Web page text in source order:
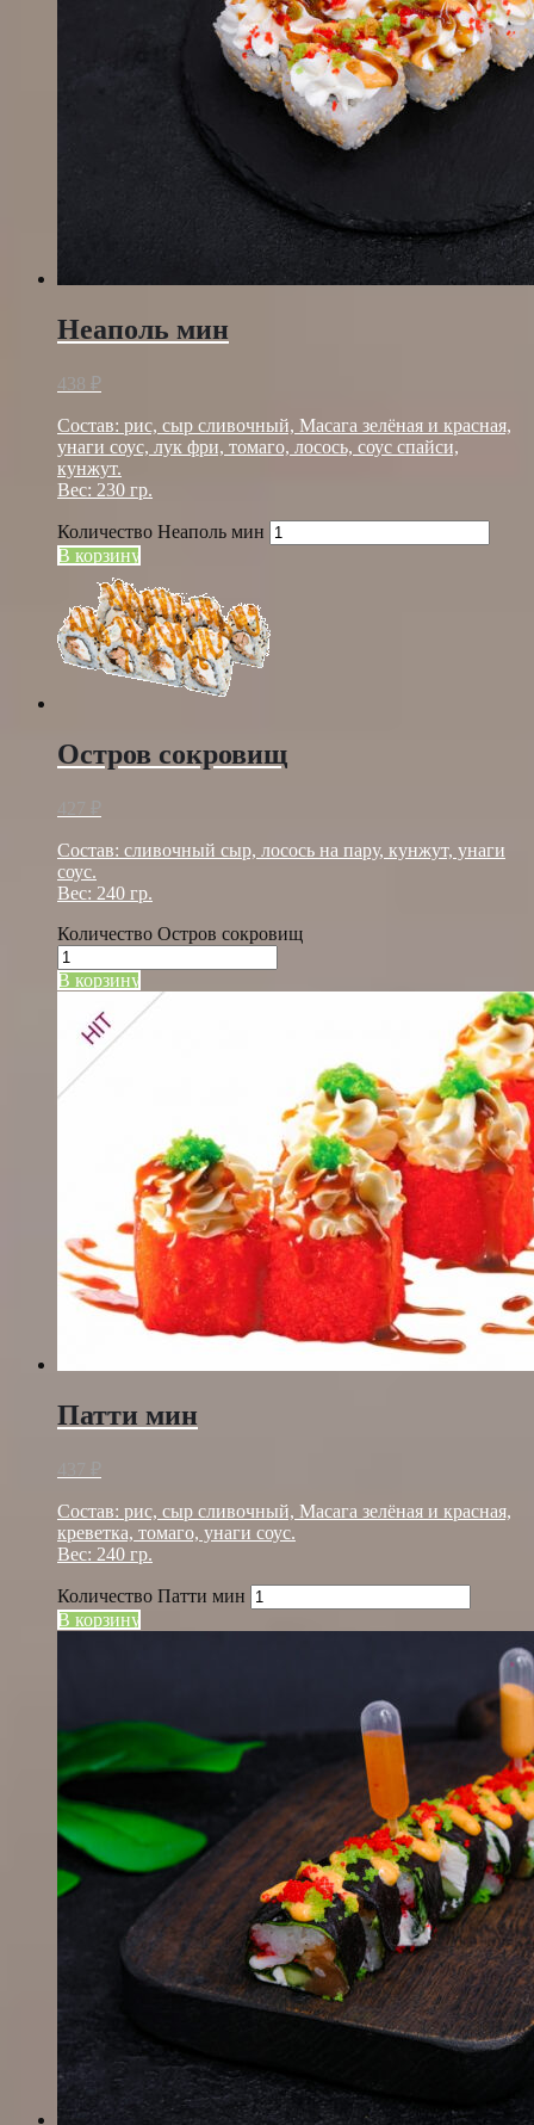
Неаполь мин
438 ₽
Состав: рис, сыр сливочный, Масага зелёная и красная,
унаги соус, лук фри, томаго, лосось, соус спайси,
кунжут.
Веc: 230 гр.
Количество Неаполь мин
В корзину
Остров сокровищ
Состав: сливочный сыр, лосось на пару, кунжут, унаги
соус.
Вес: 240 гр.
Количество Остров сокровищ
В корзину
Патти мин
Состав: рис, сыр сливочный, Масага зелёная и красная,
креветка, томаго, унаги соус.
Вес: 240 гр.
Количество Патти мин
В корзину